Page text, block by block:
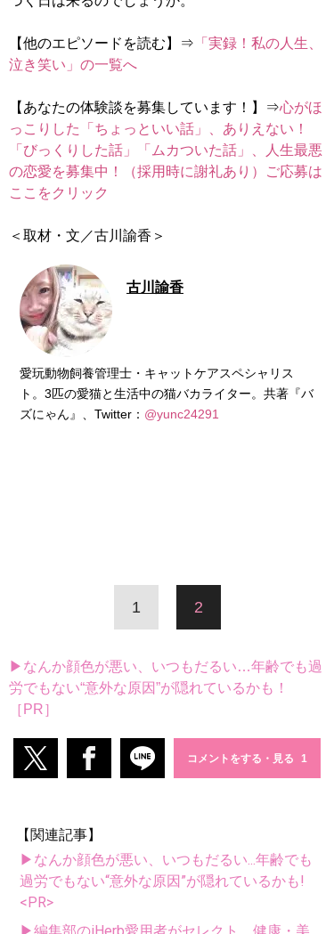
【他のエピソードを読む】⇒ 「実録！私の人生、
泣き笑い」の一覧へ
【あなたの体験談を募集しています！】⇒心がほ
っこりした「ちょっといい話」、ありえない！
「びっくりした話」「ムカついた話」、人生最悪
の恋愛を募集中！（採用時に謝礼あり）ご応募は
ここをクリック
＜取材・文／古川諭香＞
古川諭香
愛玩動物飼養管理士・キャットケアスペシャリス
ト。3匹の愛猫と生活中の猫バカライター。共著『バ
ズにゃん』、Twitter： @yunc24291
1 2
▶なんか顔色が悪い、いつもだるい…年齢でも過
労でもない“意外な原因”が隠れているかも！
［PR］
コメントをする・見る
【関連記事】
▶なんか顔色が悪い、いつもだるい...年齢でも
過労でもない“意外な原因”が隠れているかも!
<PR>